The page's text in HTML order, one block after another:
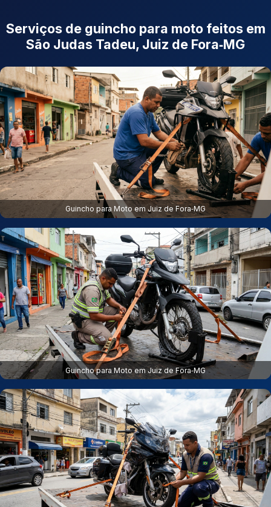
Serviços de guincho para moto feitos em
São Judas Tadeu, Juiz de Fora‑MG
Guincho para Moto em Juiz de Fora‑MG
Guincho para Moto em Juiz de Fora‑MG